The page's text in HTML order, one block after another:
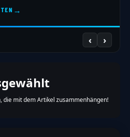
→
‹ ›
die mit dem Artikel zusammenhängen!